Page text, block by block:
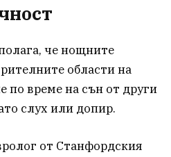
че нощните
области на
по време на сън от други
слух или допир.
от Станфордския